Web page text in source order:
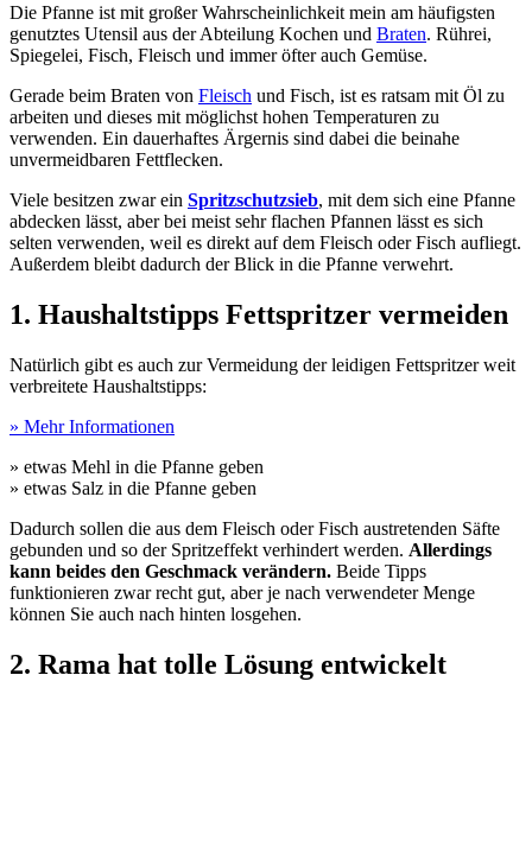
Die Pfanne ist mit großer Wahrscheinlichkeit mein am häufigsten
genutztes Utensil aus der Abteilung Kochen und Braten. Rührei,
Spiegelei, Fisch, Fleisch und immer öfter auch Gemüse.
Gerade beim Braten von Fleisch und Fisch, ist es ratsam mit Öl zu
arbeiten und dieses mit möglichst hohen Temperaturen zu
verwenden. Ein dauerhaftes Ärgernis sind dabei die beinahe
unvermeidbaren Fettflecken.
Viele besitzen zwar ein Spritzschutzsieb, mit dem sich eine Pfanne
abdecken lässt, aber bei meist sehr flachen Pfannen lässt es sich
selten verwenden, weil es direkt auf dem Fleisch oder Fisch aufliegt.
Außerdem bleibt dadurch der Blick in die Pfanne verwehrt.
1. Haushaltstipps Fettspritzer vermeiden
Natürlich gibt es auch zur Vermeidung der leidigen Fettspritzer weit
verbreitete Haushaltstipps:
» Mehr Informationen
» etwas Mehl in die Pfanne geben
» etwas Salz in die Pfanne geben
Dadurch sollen die aus dem Fleisch oder Fisch austretenden Säfte
gebunden und so der Spritzeffekt verhindert werden. Allerdings
kann beides den Geschmack verändern. Beide Tipps
funktionieren zwar recht gut, aber je nach verwendeter Menge
können Sie auch nach hinten losgehen.
2. Rama hat tolle Lösung entwickelt